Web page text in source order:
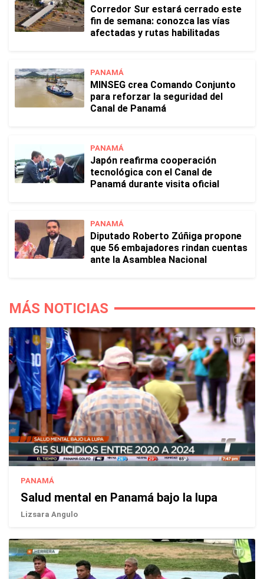
Corredor Sur estará cerrado este
fin de semana: conozca las vías
afectadas y rutas habilitadas
PANAMÁ
MINSEG crea Comando Conjunto
para reforzar la seguridad del
Canal de Panamá
PANAMÁ
Japón reafirma cooperación
tecnológica con el Canal de
Panamá durante visita oficial
PANAMÁ
Diputado Roberto Zúñiga propone
que 56 embajadores rindan cuentas
ante la Asamblea Nacional
MÁS NOTICIAS
PANAMÁ
Salud mental en Panamá bajo la lupa
Lizsara Angulo